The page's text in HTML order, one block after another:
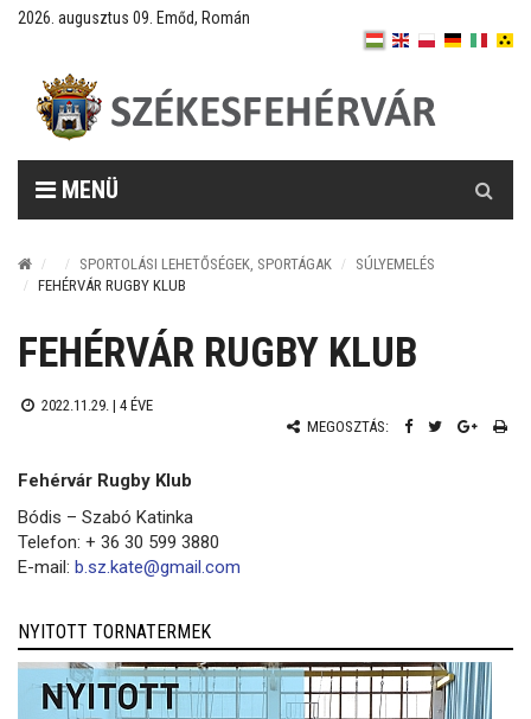
2026. augusztus 09. Emőd, Román
MENÜ
SPORTOLÁSI LEHETŐSÉGEK, SPORTÁGAK
SÚLYEMELÉS
FEHÉRVÁR RUGBY KLUB
FEHÉRVÁR RUGBY KLUB
2022.11.29. | 4 ÉVE
MEGOSZTÁS:
Fehérvár Rugby Klub
Bódis – Szabó Katinka
Telefon: + 36 30 599 3880
E-mail: b.sz.kate@gmail.com
NYITOTT TORNATERMEK